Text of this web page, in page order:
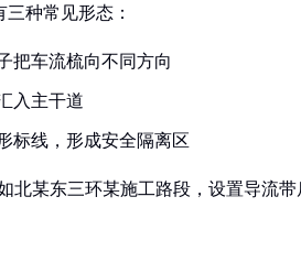
种常见形态：
把车流梳向不同方向
入主干道
标线，形成安全隔离区
某东三环某施工路段，设置导流带